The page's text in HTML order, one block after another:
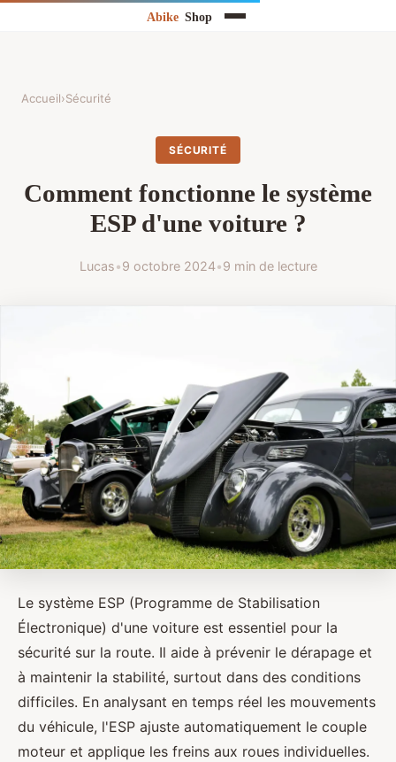
Accueil›Sécurité
SÉCURITÉ
Comment fonctionne le système
ESP d'une voiture ?
Lucas•9 octobre 2024•9 min de lecture
Le système ESP (Programme de Stabilisation
Électronique) d'une voiture est essentiel pour la
sécurité sur la route. Il aide à prévenir le dérapage et
à maintenir la stabilité, surtout dans des conditions
difficiles. En analysant en temps réel les mouvements
du véhicule, l'ESP ajuste automatiquement le couple
moteur et applique les freins aux roues individuelles.